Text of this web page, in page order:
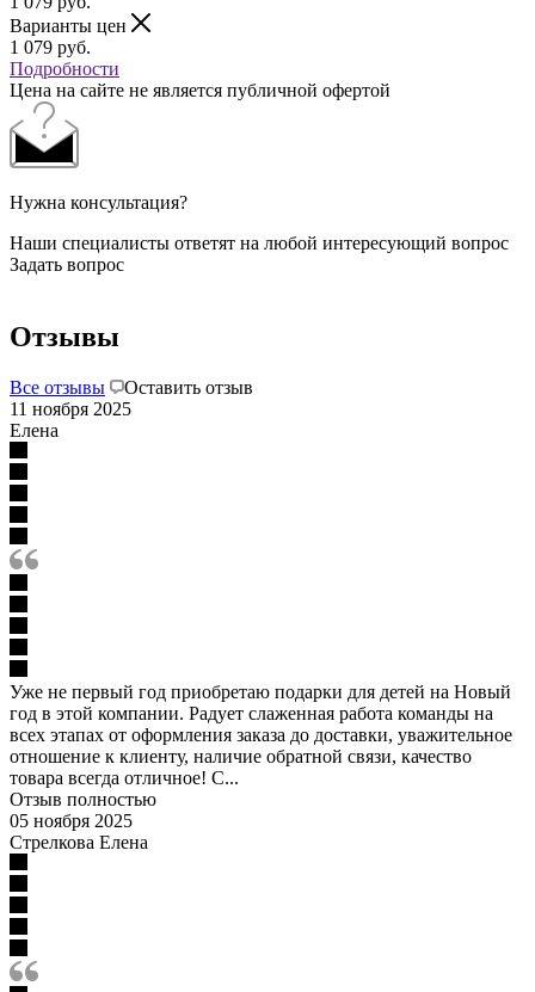
Варианты цен
1 079 руб.
Подробности
Цена на сайте не является публичной офертой
Нужна консультация?
Наши специалисты ответят на любой интересующий вопрос
Задать вопрос
Отзывы
Все отзывы
Оставить отзыв
11 ноября 2025
Елена
Уже не первый год приобретаю подарки для детей на Новый
год в этой компании. Радует слаженная работа команды на
всех этапах от оформления заказа до доставки, уважительное
отношение к клиенту, наличие обратной связи, качество
товара всегда отличное! С...
Отзыв полностью
05 ноября 2025
Стрелкова Елена